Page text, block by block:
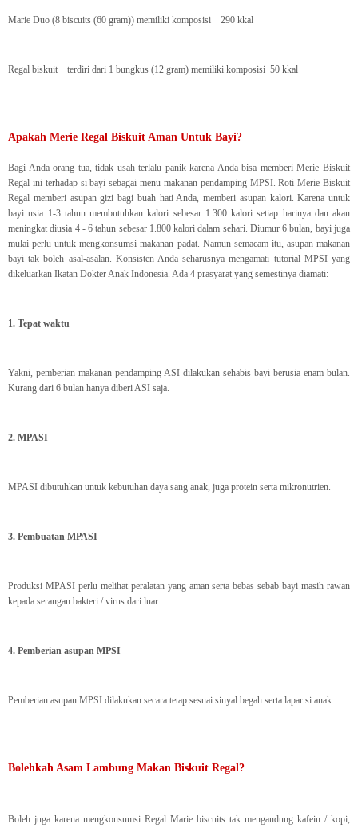
Marie Duo (8 biscuits (60 gram)) memiliki komposisi 290 kkal
Regal biskuit terdiri dari 1 bungkus (12 gram) memiliki komposisi 50 kkal
Apakah Merie Regal Biskuit Aman Untuk Bayi?
Bagi Anda orang tua, tidak usah terlalu panik karena Anda bisa memberi Merie Biskuit
Regal ini terhadap si bayi sebagai menu makanan pendamping MPSI. Roti Merie Biskuit
Regal memberi asupan gizi bagi buah hati Anda, memberi asupan kalori. Karena untuk
bayi usia 1-3 tahun membutuhkan kalori sebesar 1.300 kalori setiap harinya dan akan
meningkat diusia 4 - 6 tahun sebesar 1.800 kalori dalam sehari. Diumur 6 bulan, bayi juga
mulai perlu untuk mengkonsumsi makanan padat. Namun semacam itu, asupan makanan
bayi tak boleh asal-asalan. Konsisten Anda seharusnya mengamati tutorial MPSI yang
dikeluarkan Ikatan Dokter Anak Indonesia. Ada 4 prasyarat yang semestinya diamati:
1. Tepat waktu
Yakni, pemberian makanan pendamping ASI dilakukan sehabis bayi berusia enam bulan.
Kurang dari 6 bulan hanya diberi ASI saja.
2. MPASI
MPASI dibutuhkan untuk kebutuhan daya sang anak, juga protein serta mikronutrien.
3. Pembuatan MPASI
Produksi MPASI perlu melihat peralatan yang aman serta bebas sebab bayi masih rawan
kepada serangan bakteri / virus dari luar.
4. Pemberian asupan MPSI
Pemberian asupan MPSI dilakukan secara tetap sesuai sinyal begah serta lapar si anak.
Bolehkah Asam Lambung Makan Biskuit Regal?
Boleh juga karena mengkonsumsi Regal Marie biscuits tak mengandung kafein / kopi,